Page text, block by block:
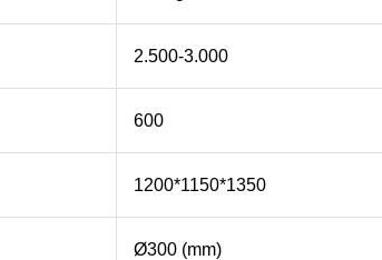
2.500-3.000
600
1200*1150*1350
Ø300 (mm)